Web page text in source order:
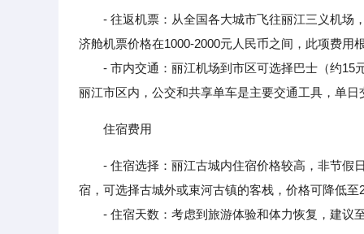
- 往返机票：从全国各大城市飞往丽江三义机场
济舱机票价格在1000-2000元人民币之间，此项费用
- 市内交通：丽江机场到市区可选择巴士（约15
丽江市区内，公交和共享单车是主要交通工具，单日
住宿费用
- 住宿选择：丽江古城内住宿价格较高，非节假
宿，可选择古城外或束河古镇的客栈，价格可降低至
- 住宿天数：考虑到旅游体验和体力恢复，建议